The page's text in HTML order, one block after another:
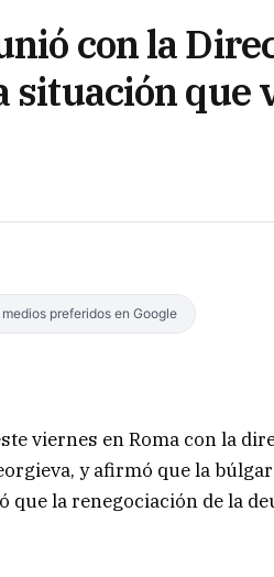
con la
situación que
preferidos en Google
viernes en Roma con la
y afirmó que la
la renegociación de la